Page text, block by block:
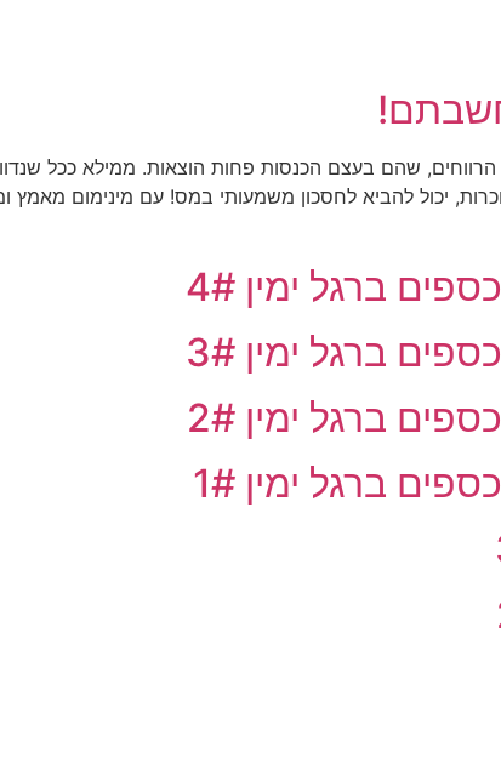
שהם בעצם הכנסות פחות הוצאות. ממילא ככל
יכול להביא לחסכון משמעותי במס! עם מינימום מאמץ